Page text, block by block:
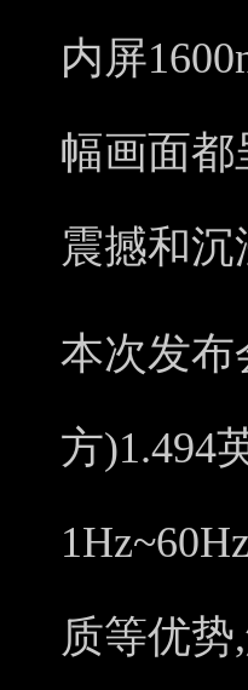
内屏
幅画面
震撼和沉
本次发布
方)1.494
质等优